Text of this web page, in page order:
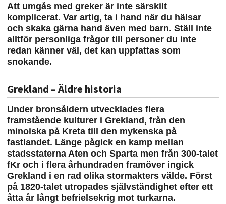
Att umgås med greker är inte särskilt
komplicerat. Var artig, ta i hand när du hälsar
och skaka gärna hand även med barn. Ställ inte
alltför personliga frågor till personer du inte
redan känner väl, det kan uppfattas som
snokande.
Grekland – Äldre historia
Under bronsåldern utvecklades flera
framstående kulturer i Grekland, från den
minoiska på Kreta till den mykenska på
fastlandet. Länge pågick en kamp mellan
stadsstaterna Aten och Sparta men från 300-talet
fKr och i flera århundraden framöver ingick
Grekland i en rad olika stormakters välde. Först
på 1820-talet utropades självständighet efter ett
åtta år långt befrielsekrig mot turkarna.